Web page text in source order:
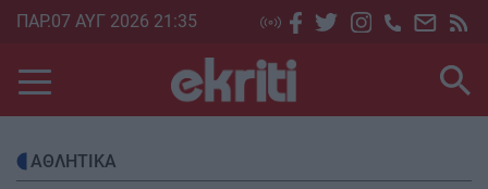
Skip
main
content
ΠΑΡ.07 ΑΥΓ 2026 21:35
ΑΘΛΗΤΙΚΑ